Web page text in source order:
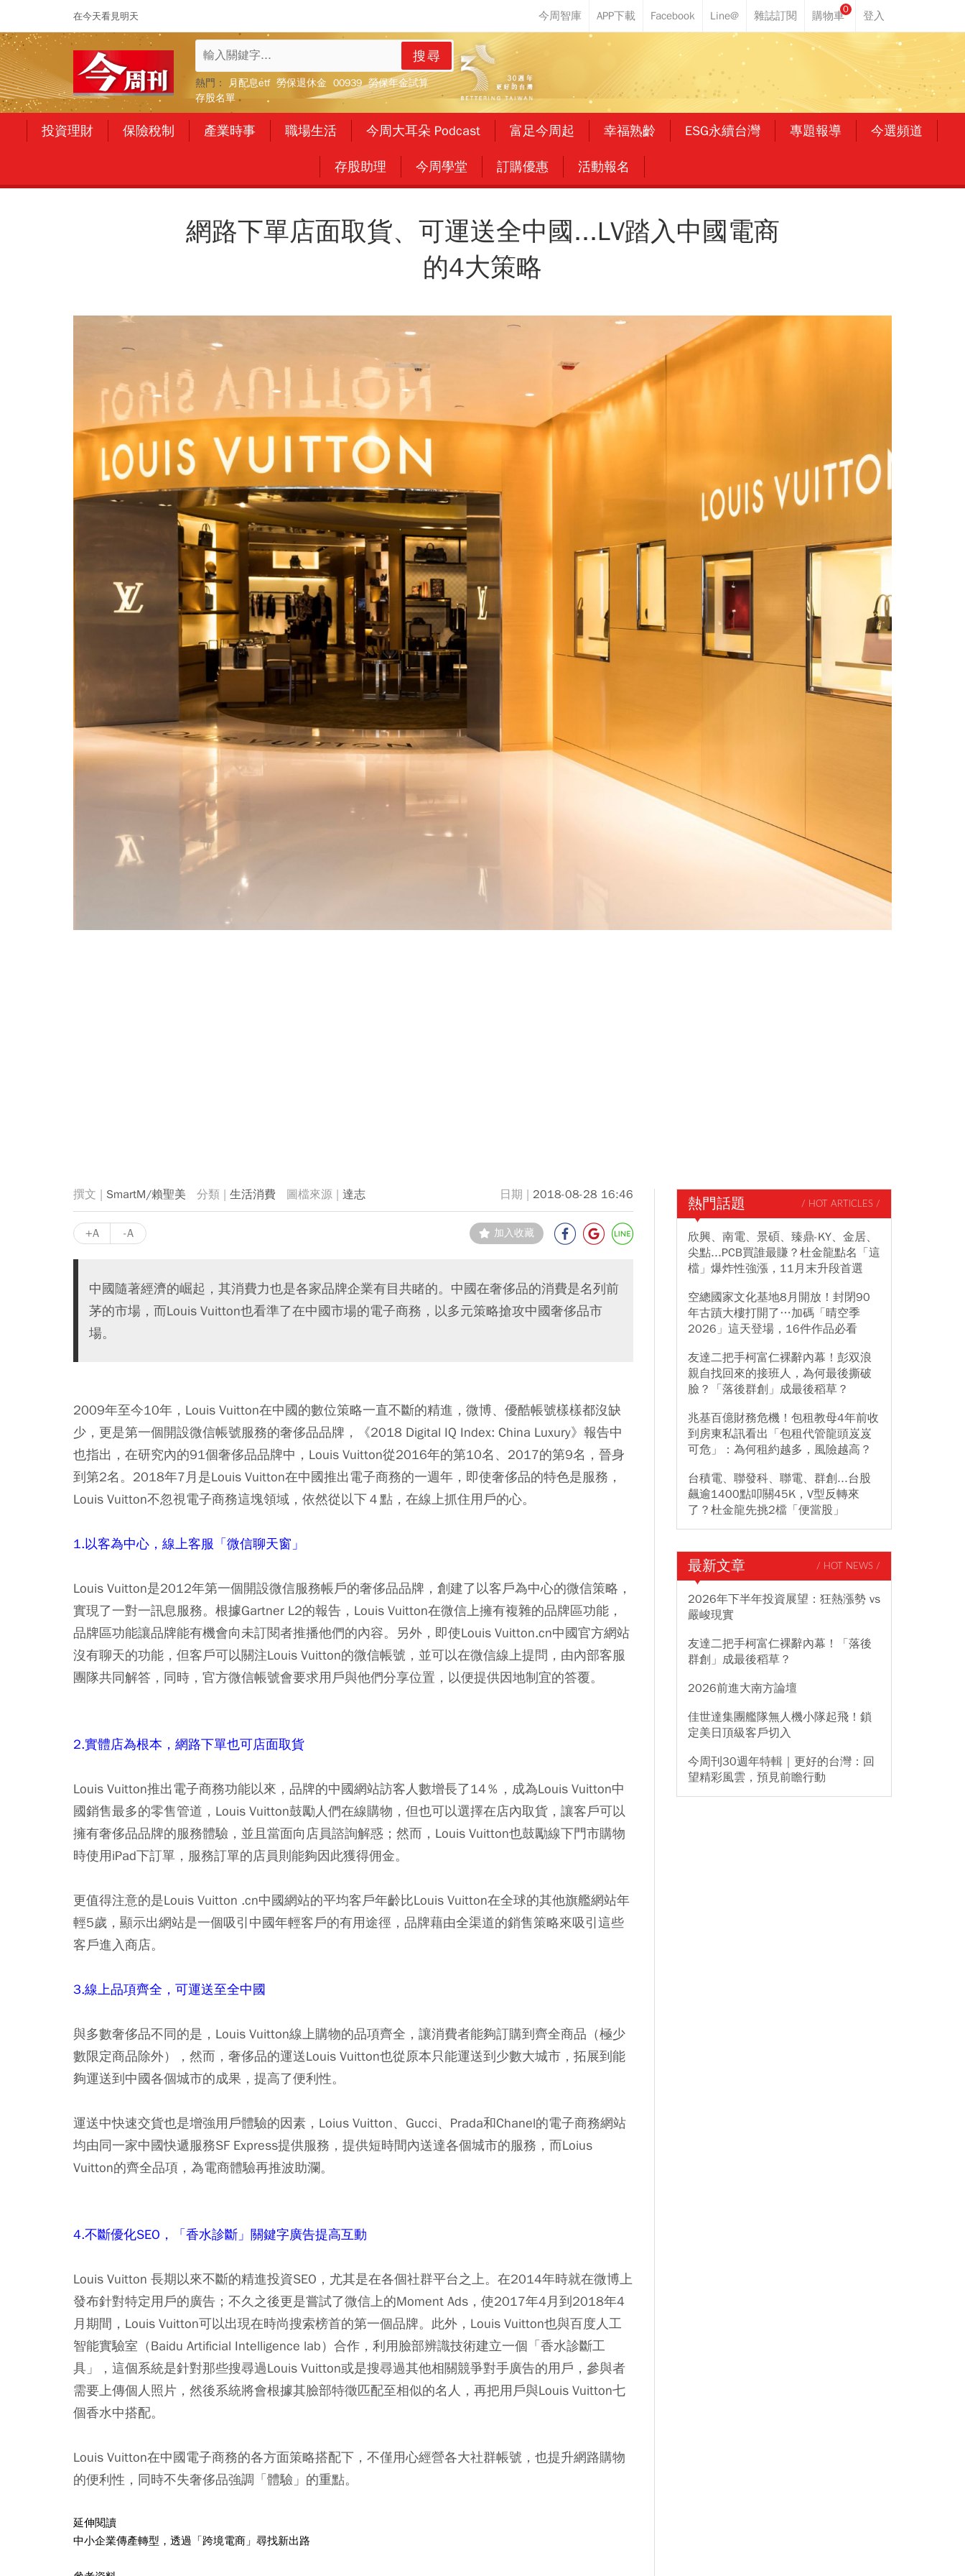
在今天看見明天
0
搜尋
熱門： 月配息etf 勞保退休金 00939 勞保年金試算
存股名單
投資理財 保險稅制 產業時事 職場生活 今周大耳朵 Podcast 富足今周起 幸福熟齡 ESG永續台灣 專題報導 今選頻道
存股助理 今周學堂 訂購優惠 活動報名
網路下單店面取貨、可運送全中國...LV踏入中國電商
的4大策略
SmartM/賴聖美 生活消費 達志 2018-08-28 16:46
+A -A 加入收藏
中國隨著經濟的崛起，其消費力也是各家品牌企業有目共睹的。中國在奢侈品的消費是名列前
茅的市場，而Louis Vuitton也看準了在中國市場的電子商務，以多元策略搶攻中國奢侈品市
場。
2009年至今10年，Louis Vuitton在中國的數位策略一直不斷的精進，微博、優酷帳號樣樣都沒缺
少，更是第一個開設微信帳號服務的奢侈品品牌，《2018 Digital IQ Index: China Luxury》報告中
也指出，在研究內的91個奢侈品品牌中，Louis Vuitton從2016年的第10名、2017的第9名，晉身
到第2名。2018年7月是Louis Vuitton在中國推出電子商務的一週年，即使奢侈品的特色是服務，
Louis Vuitton不忽視電子商務這塊領域，依然從以下４點，在線上抓住用戶的心。
1.以客為中心，線上客服「微信聊天窗」
Louis Vuitton是2012年第一個開設微信服務帳戶的奢侈品品牌，創建了以客戶為中心的微信策略，
實現了一對一訊息服務。根據Gartner L2的報告，Louis Vuitton在微信上擁有複雜的品牌區功能，
品牌區功能讓品牌能有機會向未訂閱者推播他們的內容。另外，即使Louis Vuitton.cn中國官方網站
沒有聊天的功能，但客戶可以關注Louis Vuitton的微信帳號，並可以在微信線上提問，由內部客服
團隊共同解答，同時，官方微信帳號會要求用戶與他們分享位置，以便提供因地制宜的答覆。
2.實體店為根本，網路下單也可店面取貨
Louis Vuitton推出電子商務功能以來，品牌的中國網站訪客人數增長了14％，成為Louis Vuitton中
國銷售最多的零售管道，Louis Vuitton鼓勵人們在線購物，但也可以選擇在店內取貨，讓客戶可以
擁有奢侈品品牌的服務體驗，並且當面向店員諮詢解惑；然而，Louis Vuitton也鼓勵線下門市購物
時使用iPad下訂單，服務訂單的店員則能夠因此獲得佣金。
更值得注意的是Louis Vuitton .cn中國網站的平均客戶年齡比Louis Vuitton在全球的其他旗艦網站年
輕5歲，顯示出網站是一個吸引中國年輕客戶的有用途徑，品牌藉由全渠道的銷售策略來吸引這些
客戶進入商店。
3.線上品項齊全，可運送至全中國
與多數奢侈品不同的是，Louis Vuitton線上購物的品項齊全，讓消費者能夠訂購到齊全商品（極少
數限定商品除外），然而，奢侈品的運送Louis Vuitton也從原本只能運送到少數大城市，拓展到能
夠運送到中國各個城市的成果，提高了便利性。
運送中快速交貨也是增強用戶體驗的因素，Loius Vuitton、Gucci、Prada和Chanel的電子商務網站
均由同一家中國快遞服務SF Express提供服務，提供短時間內送達各個城市的服務，而Loius
Vuitton的齊全品項，為電商體驗再推波助瀾。
4.不斷優化SEO，「香水診斷」關鍵字廣告提高互動
Louis Vuitton 長期以來不斷的精進投資SEO，尤其是在各個社群平台之上。在2014年時就在微博上
發布針對特定用戶的廣告；不久之後更是嘗試了微信上的Moment Ads，使2017年4月到2018年4
月期間，Louis Vuitton可以出現在時尚搜索榜首的第一個品牌。此外，Louis Vuitton也與百度人工
智能實驗室（Baidu Artificial Intelligence lab）合作，利用臉部辨識技術建立一個「香水診斷工
具」，這個系統是針對那些搜尋過Louis Vuitton或是搜尋過其他相關競爭對手廣告的用戶，參與者
需要上傳個人照片，然後系統將會根據其臉部特徵匹配至相似的名人，再把用戶與Louis Vuitton七
個香水中搭配。
Louis Vuitton在中國電子商務的各方面策略搭配下，不僅用心經營各大社群帳號，也提升網路購物
的便利性，同時不失奢侈品強調「體驗」的重點。
延伸閱讀
中小企業傳產轉型，透過「跨境電商」尋找新出路
熱門話題 / HOT ARTICLES /
欣興、南電、景碩、臻鼎-KY、金居、
尖點...PCB買誰最賺？杜金龍點名「這
檔」爆炸性強漲，11月末升段首選
空總國家文化基地8月開放！封閉90
年古蹟大樓打開了…加碼「晴空季
2026」這天登場，16件作品必看
友達二把手柯富仁裸辭內幕！彭双浪
親自找回來的接班人，為何最後撕破
臉？「落後群創」成最後稻草？
兆基百億財務危機！包租教母4年前收
到房東私訊看出「包租代管龍頭岌岌
可危」：為何租約越多，風險越高？
台積電、聯發科、聯電、群創...台股
飆逾1400點叩關45K，V型反轉來
了？杜金龍先挑2檔「便當股」
最新文章 / HOT NEWS /
2026年下半年投資展望：狂熱漲勢 vs
嚴峻現實
友達二把手柯富仁裸辭內幕！「落後
群創」成最後稻草？
2026前進大南方論壇
佳世達集團艦隊無人機小隊起飛！鎖
定美日頂級客戶切入
今周刊30週年特輯｜更好的台灣：回
望精彩風雲，預見前瞻行動